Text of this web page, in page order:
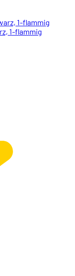
1-flammig